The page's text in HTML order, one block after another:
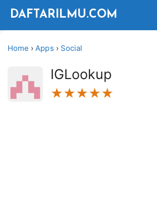
Langsung
DAFTARILMU.COM
Home ›Apps › Social
IGLookup
★★★★★
★★★★★